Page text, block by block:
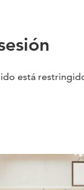
está